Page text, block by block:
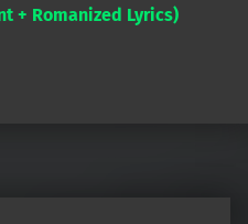
+ Romanized Lyrics)